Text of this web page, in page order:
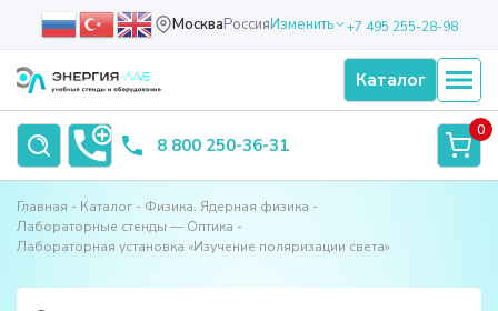
МоскваРоссияИзменить +7 495 255-28-98
Каталог
8 800 250-36-31
0
Главная Каталог
Физика. Ядерная физика
Лабораторные стенды — Оптика
Лабораторная установка «Изучение поляризации света»